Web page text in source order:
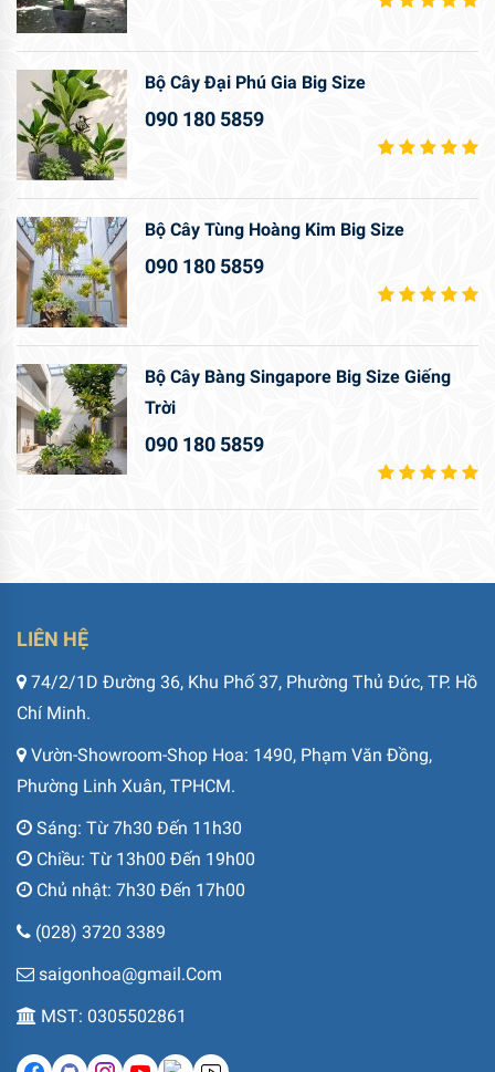
Bộ Cây Đại Phú Gia Big Size
090 180 5859
Bộ Cây Tùng Hoàng Kim Big Size
090 180 5859
Bộ Cây Bàng Singapore Big Size Giếng
Trời
090 180 5859
LIÊN HỆ
74/2/1D Đường 36, Khu Phố 37, Phường Thủ Đức, TP. Hồ
Chí Minh.
Vườn-Showroom-Shop Hoa: 1490, Phạm Văn Đồng,
Phường Linh Xuân, TPHCM.
Sáng: Từ 7h30 Đến 11h30
Chiều: Từ 13h00 Đến 19h00
Chủ nhật: 7h30 Đến 17h00
(028) 3720 3389
saigonhoa@gmail.Com
MST: 0305502861